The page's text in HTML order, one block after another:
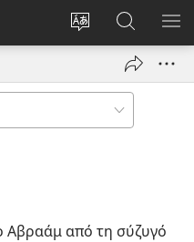
Αλλαγή
γλώσσας
ιστότοπου
Σύνδεση
(ανοίγει
παράθυρο)
στο
JW.ORG
Αβραάμ από τη σύζυγό